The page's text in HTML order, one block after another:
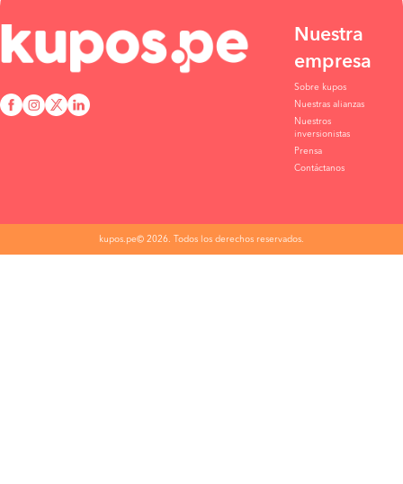
Nuestra
empresa
Sobre kupos
Nuestras alianzas
Nuestros
inversionistas
Prensa
Contáctanos
kupos.pe© 2026. Todos los derechos reservados.